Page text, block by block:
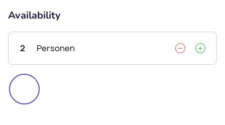
Availability
2 Personen